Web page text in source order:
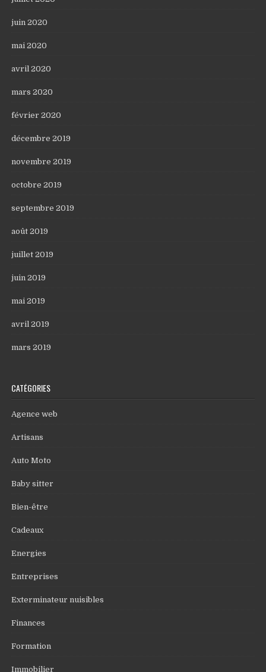
juin 2020
mai 2020
avril 2020
mars 2020
février 2020
décembre 2019
novembre 2019
octobre 2019
septembre 2019
août 2019
juillet 2019
juin 2019
mai 2019
avril 2019
mars 2019
CATÉGORIES
Agence web
Artisans
Auto Moto
Baby sitter
Bien-être
Cadeaux
Energies
Entreprises
Exterminateur nuisibles
Finances
Formation
Immobilier